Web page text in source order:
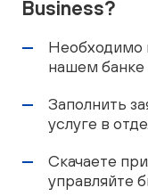
Business?
Необходимо
нашем банке
Заполнить
услуге в
Скачаете
управляйте